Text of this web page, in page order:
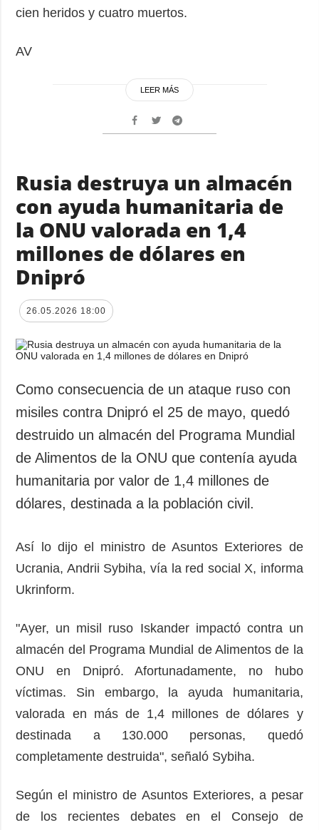
cien heridos y cuatro muertos.
AV
LEER MÁS
Rusia destruya un almacén
con ayuda humanitaria de
la ONU valorada en 1,4
millones de dólares en
Dnipró
26.05.2026 18:00
Como consecuencia de un ataque ruso con
misiles contra Dnipró el 25 de mayo, quedó
destruido un almacén del Programa Mundial
de Alimentos de la ONU que contenía ayuda
humanitaria por valor de 1,4 millones de
dólares, destinada a la población civil.
Así lo dijo el ministro de Asuntos Exteriores de
Ucrania, Andrii Sybiha, vía la red social X, informa
Ukrinform.
"Ayer, un misil ruso Iskander impactó contra un
almacén del Programa Mundial de Alimentos de la
ONU en Dnipró. Afortunadamente, no hubo
víctimas. Sin embargo, la ayuda humanitaria,
valorada en más de 1,4 millones de dólares y
destinada a 130.000 personas, quedó
completamente destruida", señaló Sybiha.
Según el ministro de Asuntos Exteriores, a pesar
de los recientes debates en el Consejo de